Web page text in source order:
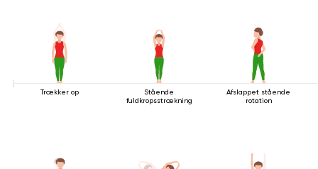
Trækker op
Stående
fuldkropsstrækning
Afslappet stående
rotation